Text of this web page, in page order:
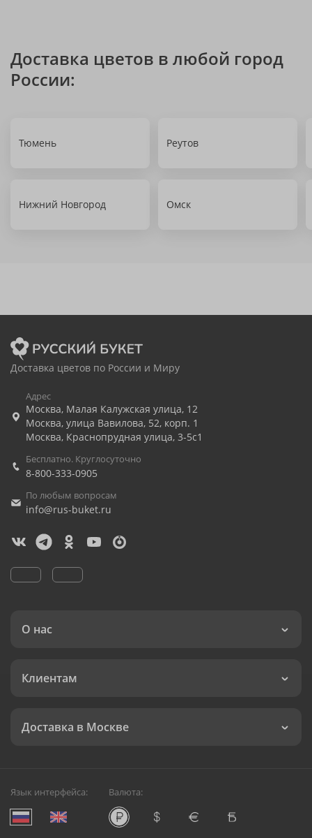
Доставка цветов в любой город
России:
Тюмень Реутов
Нижний Новгород Омск
Доставка цветов по России и Миру
Адрес
Москва, Малая Калужская улица, 12
Москва, улица Вавилова, 52, корп. 1
Москва, Краснопрудная улица, 3-5с1
Бесплатно. Круглосуточно
8-800-333-0905
По любым вопросам
info@rus-buket.ru
О нас
Клиентам
Доставка в Москве
Язык интерфейса: Валюта: